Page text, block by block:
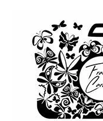
contenu